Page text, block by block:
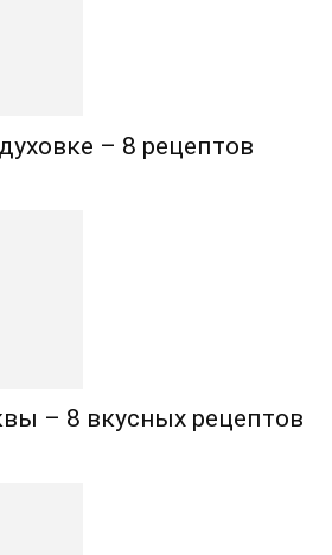
– 8 рецептов
– 8 вкусных рецептов